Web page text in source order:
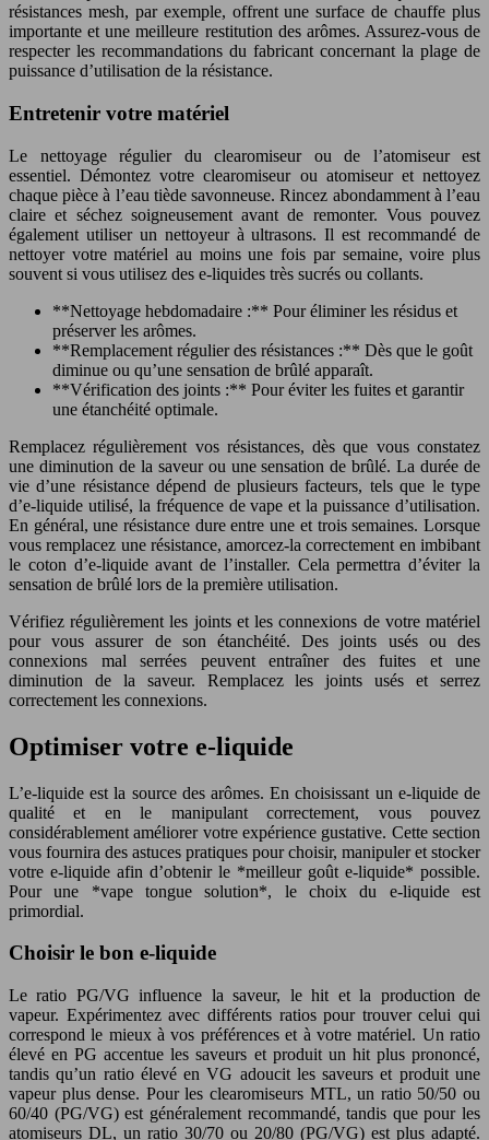
résistances mesh, par exemple, offrent une surface de chauffe plus
importante et une meilleure restitution des arômes. Assurez-vous de
respecter les recommandations du fabricant concernant la plage de
puissance d’utilisation de la résistance.
Entretenir votre matériel
Le nettoyage régulier du clearomiseur ou de l’atomiseur est
essentiel. Démontez votre clearomiseur ou atomiseur et nettoyez
chaque pièce à l’eau tiède savonneuse. Rincez abondamment à l’eau
claire et séchez soigneusement avant de remonter. Vous pouvez
également utiliser un nettoyeur à ultrasons. Il est recommandé de
nettoyer votre matériel au moins une fois par semaine, voire plus
souvent si vous utilisez des e-liquides très sucrés ou collants.
**Nettoyage hebdomadaire :** Pour éliminer les résidus et
préserver les arômes.
**Remplacement régulier des résistances :** Dès que le goût
diminue ou qu’une sensation de brûlé apparaît.
**Vérification des joints :** Pour éviter les fuites et garantir
une étanchéité optimale.
Remplacez régulièrement vos résistances, dès que vous constatez
une diminution de la saveur ou une sensation de brûlé. La durée de
vie d’une résistance dépend de plusieurs facteurs, tels que le type
d’e-liquide utilisé, la fréquence de vape et la puissance d’utilisation.
En général, une résistance dure entre une et trois semaines. Lorsque
vous remplacez une résistance, amorcez-la correctement en imbibant
le coton d’e-liquide avant de l’installer. Cela permettra d’éviter la
sensation de brûlé lors de la première utilisation.
Vérifiez régulièrement les joints et les connexions de votre matériel
pour vous assurer de son étanchéité. Des joints usés ou des
connexions mal serrées peuvent entraîner des fuites et une
diminution de la saveur. Remplacez les joints usés et serrez
correctement les connexions.
Optimiser votre e-liquide
L’e-liquide est la source des arômes. En choisissant un e-liquide de
qualité et en le manipulant correctement, vous pouvez
considérablement améliorer votre expérience gustative. Cette section
vous fournira des astuces pratiques pour choisir, manipuler et stocker
votre e-liquide afin d’obtenir le *meilleur goût e-liquide* possible.
Pour une *vape tongue solution*, le choix du e-liquide est
primordial.
Choisir le bon e-liquide
Le ratio PG/VG influence la saveur, le hit et la production de
vapeur. Expérimentez avec différents ratios pour trouver celui qui
correspond le mieux à vos préférences et à votre matériel. Un ratio
élevé en PG accentue les saveurs et produit un hit plus prononcé,
tandis qu’un ratio élevé en VG adoucit les saveurs et produit une
vapeur plus dense. Pour les clearomiseurs MTL, un ratio 50/50 ou
60/40 (PG/VG) est généralement recommandé, tandis que pour les
atomiseurs DL, un ratio 30/70 ou 20/80 (PG/VG) est plus adapté.